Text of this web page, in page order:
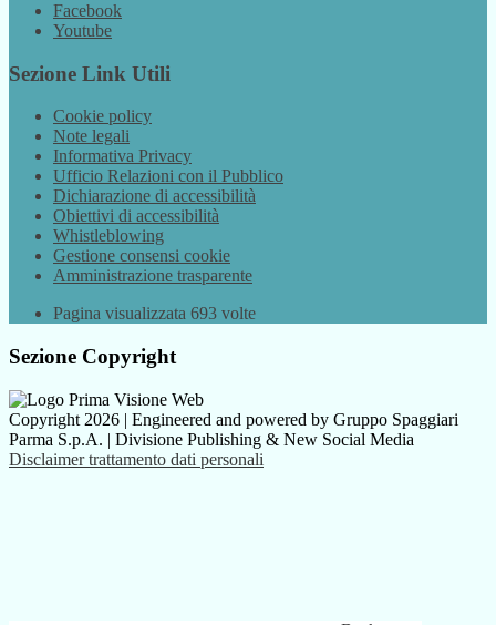
Facebook
Youtube
Sezione Link Utili
Cookie policy
Note legali
Informativa Privacy
Ufficio Relazioni con il Pubblico
Dichiarazione di accessibilità
Obiettivi di accessibilità
Whistleblowing
Gestione consensi cookie
Amministrazione trasparente
Pagina visualizzata 693 volte
Sezione Copyright
Copyright 2026 | Engineered and powered by Gruppo Spaggiari
Parma S.p.A. | Divisione Publishing & New Social Media
Disclaimer trattamento dati personali